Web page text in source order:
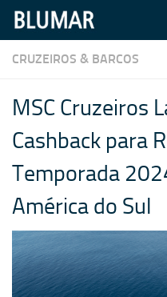
Skip to content
CRUZEIROS & BARCOS
MSC Cruzeiros
Cashback para
Temporada
América do Sul